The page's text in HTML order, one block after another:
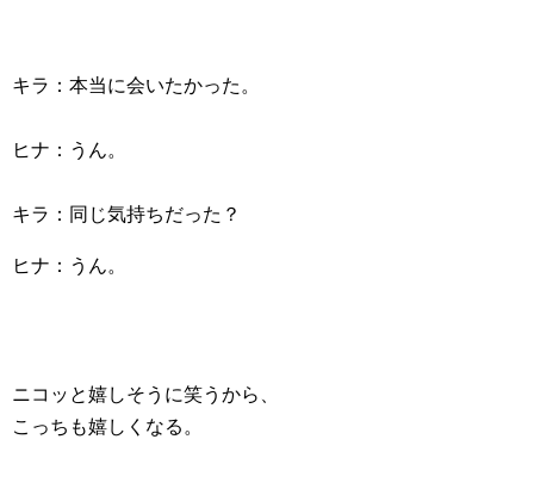
キラ：本当に会いたかった。
ヒナ：うん。
キラ：同じ気持ちだった？
ヒナ：うん。
ニコッと嬉しそうに笑うから、
こっちも嬉しくなる。